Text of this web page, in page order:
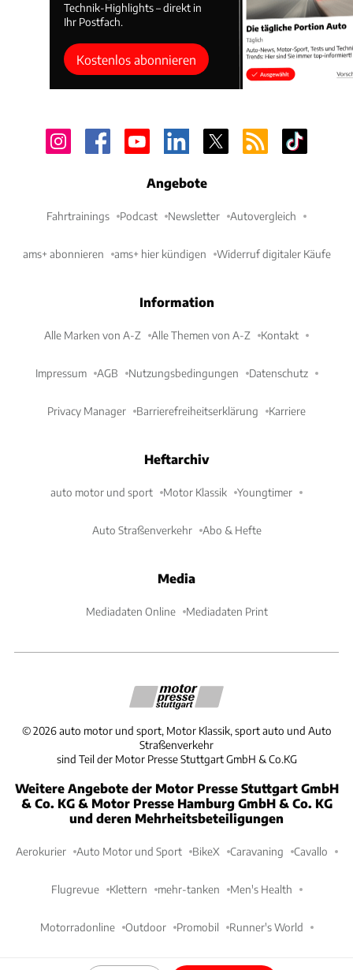
Technik-Highlights – direkt in
Ihr Postfach.
Kostenlos abonnieren
Angebote
Fahrtrainings Podcast Newsletter Autovergleich
ams+ abonnieren ams+ hier kündigen Widerruf digitaler Käufe
Information
Alle Marken von A-Z Alle Themen von A-Z Kontakt
Impressum AGB Nutzungsbedingungen Datenschutz
Privacy Manager Barrierefreiheitserklärung Karriere
Heftarchiv
auto motor und sport Motor Klassik Youngtimer
Auto Straßenverkehr Abo & Hefte
Media
Mediadaten Online Mediadaten Print
©2026 auto motor und sport, Motor Klassik, sport auto und Auto
Straßenverkehr
sind Teil der Motor Presse Stuttgart GmbH & Co.KG
Weitere Angebote der Motor Presse Stuttgart GmbH
& Co. KG & Motor Presse Hamburg GmbH & Co. KG
und deren Mehrheitsbeteiligungen
Aerokurier Auto Motor und Sport BikeX Caravaning Cavallo
Flugrevue Klettern mehr-tanken Men's Health
Motorradonline Outdoor Promobil Runner's World
Women's Health